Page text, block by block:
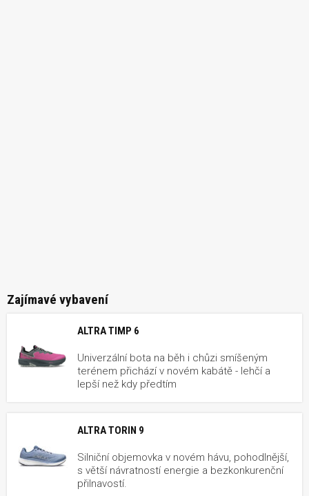
Zajímavé vybavení
ALTRA TIMP 6
Univerzální bota na běh i chůzi smíšeným
terénem přichází v novém kabátě - lehčí a
lepší než kdy předtím
ALTRA TORIN 9
Silniční objemovka v novém hávu, pohodlnější,
s větší návratností energie a bezkonkurenční
přilnavostí.